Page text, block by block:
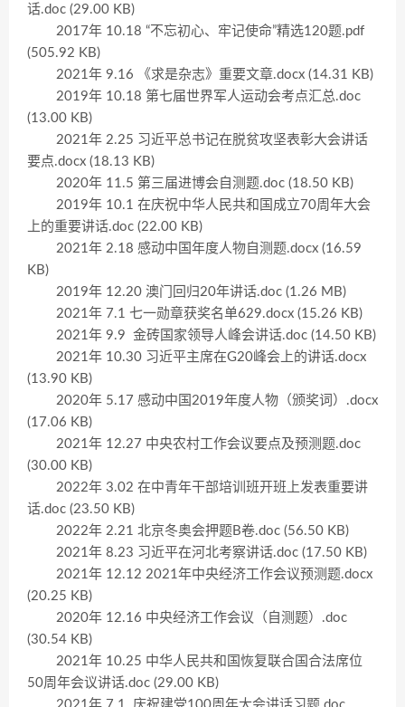
话.doc (29.00 KB)
2017年 10.18 “不忘初心、牢记使命”精选120题.pdf
(505.92 KB)
2021年 9.16 《求是杂志》重要文章.docx (14.31 KB)
2019年 10.18 第七届世界军人运动会考点汇总.doc
(13.00 KB)
2021年 2.25 习近平总书记在脱贫攻坚表彰大会讲话
要点.docx (18.13 KB)
2020年 11.5 第三届进博会自测题.doc (18.50 KB)
2019年 10.1 在庆祝中华人民共和国成立70周年大会
上的重要讲话.doc (22.00 KB)
2021年 2.18 感动中国年度人物自测题.docx (16.59
KB)
2019年 12.20 澳门回归20年讲话.doc (1.26 MB)
2021年 7.1 七一勋章获奖名单629.docx (15.26 KB)
2021年 9.9 金砖国家领导人峰会讲话.doc (14.50 KB)
2021年 10.30 习近平主席在G20峰会上的讲话.docx
(13.90 KB)
2020年 5.17 感动中国2019年度人物（颁奖词）.docx
(17.06 KB)
2021年 12.27 中央农村工作会议要点及预测题.doc
(30.00 KB)
2022年 3.02 在中青年干部培训班开班上发表重要讲
话.doc (23.50 KB)
2022年 2.21 北京冬奥会押题B卷.doc (56.50 KB)
2021年 8.23 习近平在河北考察讲话.doc (17.50 KB)
2021年 12.12 2021年中央经济工作会议预测题.docx
(20.25 KB)
2020年 12.16 中央经济工作会议（自测题）.doc
(30.54 KB)
2021年 10.25 中华人民共和国恢复联合国合法席位
50周年会议讲话.doc (29.00 KB)